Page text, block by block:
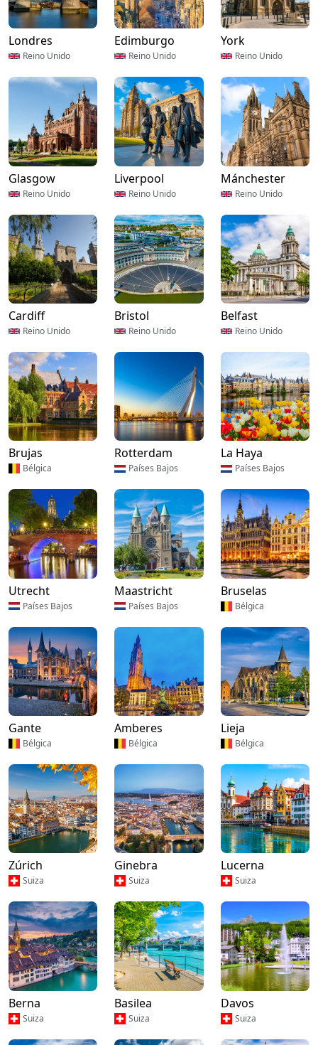
Londres
Reino Unido
Edimburgo
Reino Unido
York
Reino Unido
Glasgow
Reino Unido
Liverpool
Reino Unido
Mánchester
Reino Unido
Cardiff
Reino Unido
Bristol
Reino Unido
Belfast
Reino Unido
Brujas
Bélgica
Rotterdam
Países Bajos
La Haya
Países Bajos
Utrecht
Países Bajos
Maastricht
Países Bajos
Bruselas
Bélgica
Gante
Bélgica
Amberes
Bélgica
Lieja
Bélgica
Zúrich
Suiza
Ginebra
Suiza
Lucerna
Suiza
Berna
Suiza
Basilea
Suiza
Davos
Suiza